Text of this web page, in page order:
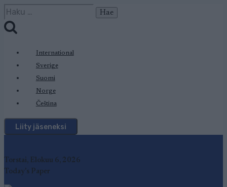
Siirry
sisältöön
Haku:
International
Sverige
Suomi
Norge
Čeština
Liity jäseneksi
Torstai, Elokuu 6, 2026
Today's Paper